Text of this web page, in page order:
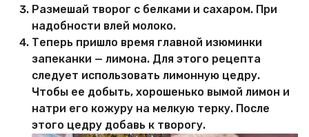
Размешай творог с белками и сахаром. При
надобности влей молоко.
Теперь пришло время главной изюминки
запеканки — лимона. Для этого рецепта
следует использовать лимонную цедру.
Чтобы ее добыть, хорошенько вымой лимон и
натри его кожуру на мелкую терку. После
этого цедру добавь к творогу.